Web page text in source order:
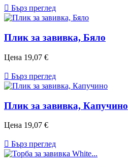
 Бърз преглед
Плик за завивкa, Бяло
Цена 19,07 €
 Бърз преглед
Плик за завивкa, Капучино
Цена 19,07 €
 Бърз преглед